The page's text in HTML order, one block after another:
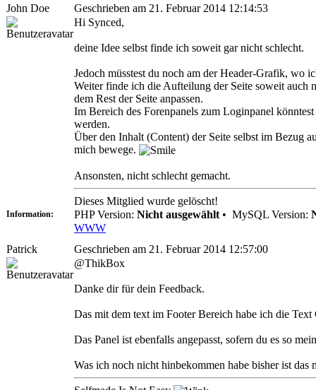
John Doe
Geschrieben am 21. Februar 2014 12:14:53
Hi Synced,
deine Idee selbst finde ich soweit gar nicht schlecht.
Jedoch müsstest du noch am der Header-Grafik, wo
Weiter finde ich die Aufteilung der Seite soweit auch
dem Rest der Seite anpassen.
Im Bereich des Forenpanels zum Loginpanel
werden.
Über den Inhalt (Content) der Seite selbst im Bezug
mich bewege.
Ansonsten, nicht schlecht gemacht.
Dieses Mitglied wurde gelöscht!
Information: PHP Version: Nicht ausgewählt • MySQL Version:
WWW
Patrick
Geschrieben am 21. Februar 2014 12:57:00
@ThikBox
Danke dir für dein Feedback.
Das mit dem text im Footer Bereich habe ich die Text
Das Panel ist ebenfalls angepasst, sofern du es so
Was ich noch nicht hinbekommen habe bisher ist